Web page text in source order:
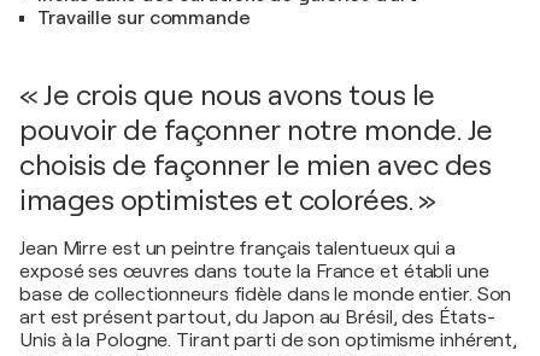
Travaille sur commande
« Je crois que nous avons tous le
pouvoir de façonner notre monde. Je
choisis de façonner le mien avec des
images optimistes et colorées. »
Jean Mirre est un peintre français talentueux qui a
exposé ses œuvres dans toute la France et établi une
base de collectionneurs fidèle dans le monde entier. Son
art est présent partout, du Japon au Brésil, des États-
Unis à la Pologne. Tirant parti de son optimisme inhérent,